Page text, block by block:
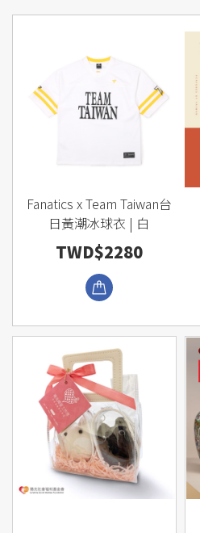
Fanatics x Team Taiwan台
日黃潮冰球衣 | 白
TWD$2280